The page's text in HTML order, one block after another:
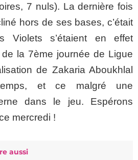
7 nuls). La dernière fois
hors de ses bases, c’était
Violets s’étaient en effet
la 7ème journée de Ligue
de Zakaria Aboukhlal
et ce malgré une
dans le jeu. Espérons
mercredi !
aussi